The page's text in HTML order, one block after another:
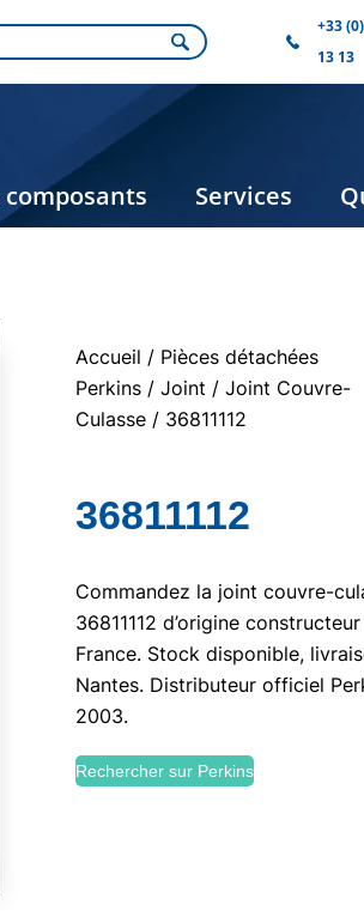
+33
13 13
composants Services
Accueil / Pièces détachées
Perkins / Joint / Joint Couvre-
Culasse / 36811112
36811112
Commandez la joint couvre-
36811112 d’origine
France. Stock disponible,
Nantes. Distributeur officiel
2003.
Rechercher sur Perkins